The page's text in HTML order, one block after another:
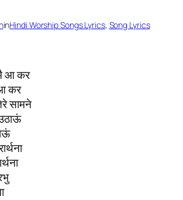
inHindi Worship Songs Lyrics, Song Lyrics
आ कर
कर
सामने